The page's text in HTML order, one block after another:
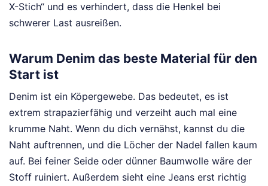
X-Stich“ und es verhindert, dass die Henkel bei
schwerer Last ausreißen.
Warum Denim das beste Material für den
Start ist
Denim ist ein Köpergewebe. Das bedeutet, es ist
extrem strapazierfähig und verzeiht auch mal eine
krumme Naht. Wenn du dich vernähst, kannst du die
Naht auftrennen, und die Löcher der Nadel fallen kaum
auf. Bei feiner Seide oder dünner Baumwolle wäre der
Stoff ruiniert. Außerdem sieht eine Jeans erst richtig